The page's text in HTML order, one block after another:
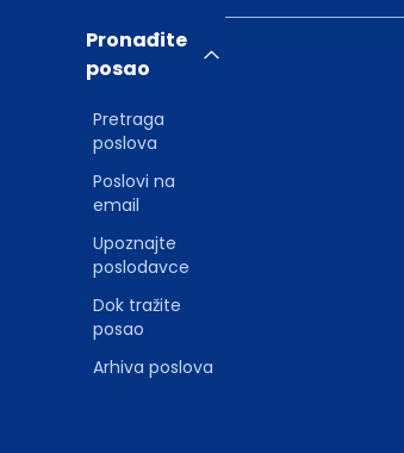
Pronađite
posao
Pretraga
poslova
Poslovi na
email
Upoznajte
poslodavce
Dok tražite
posao
Arhiva poslova